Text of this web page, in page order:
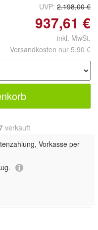
UVP: 2.198,00 €
937,61 €
inkl. MwSt.
Versandkosten nur 5,90 €
verkauft
Vorkasse per